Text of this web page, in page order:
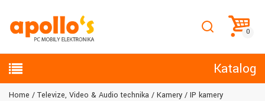
Katalog
Home Televize, Video & Audio technika Kamery IP kamery